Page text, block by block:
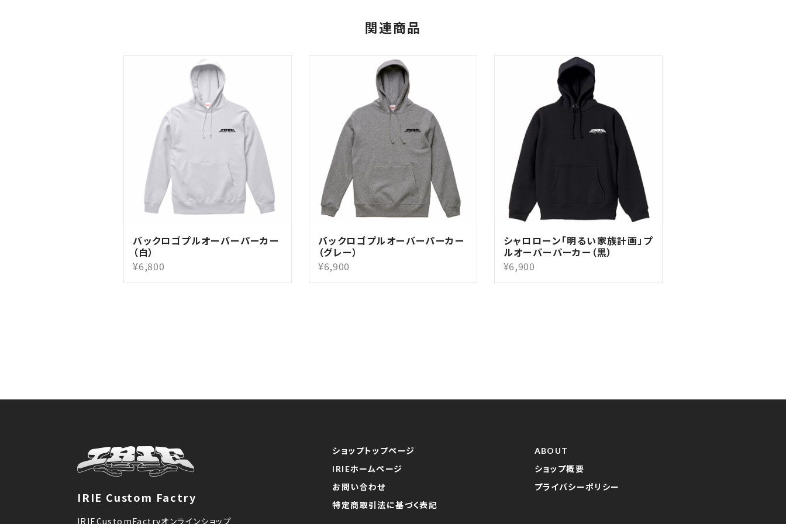
関連商品
バックロゴプルオーバーパーカー
（白）
¥6,800
バックロゴプルオーバーパーカー
（グレー）
¥6,900
シャロローン「明るい家族計画」プ
ルオーバーパーカー（黒）
¥6,900
IRIE Custom Factry
IRIECustomFactryオンラインショップ
ショップトップページ
ABOUT
IRIEホームページ
ショップ概要
お問い合わせ
プライバシーポリシー
特定商取引法に基づく表記